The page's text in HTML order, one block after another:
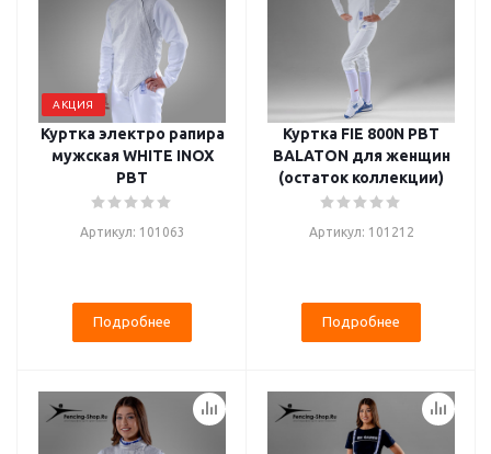
АКЦИЯ
Куртка электро рапира
мужская WHITE INOX
PBT
Артикул: 101063
Подробнее
Куртка FIE 800N PBT
BALATON для женщин
(остаток коллекции)
Артикул: 101212
Подробнее